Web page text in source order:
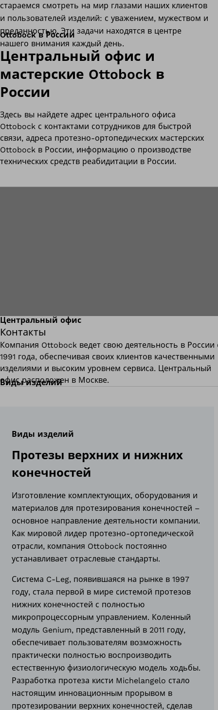
стараемся смотреть на мир глазами наших клиентов
и пользователей изделий: с уважением, мужеством и
преданностью. Эти задачи находятся в центре
нашего внимания каждый день.
Ottobock в России
Центральный офис и
мастерские Ottobock в
России
Здесь вы найдете адрес центрального офиса
Ottobock с контактами сотрудников для быстрой
связи, адреса протезно-ортопедических мастерских
Ottobock в России, информацию о производстве
технических средств реабидитации в России.
Центральный офис
Контакты
Компания Ottobock ведет свою деятельность в России
1991 года, обеспечивая своих клиентов качественными
изделиями и высоким уровнем сервиса. Центральный
офис расположен в Москве.
Виды изделий
Виды изделий
Протезы верхних и нижних
конечностей
Изготовление комплектующих, оборудования и
материалов для протезирования конечностей –
основное направление деятельности компании.
Как мировой лидер протезно-ортопедической
отрасли, компания Ottobock постоянно
устанавливает отраслевые стандарты.
Система C-Leg, появившаяся на рынке в 1997
году, стала первой в мире системой протезов
нижних конечностей с полностью
микропроцессорным управлением. Коленный
модуль Genium, представленный в 2011 году,
обеспечивает пользователям возможность
практически полностью воспроизводить
естественную физиологическую модель ходьбы.
Разработка протеза кисти Michelangelo стало
настоящим инновационным прорывом в
протезировании верхних конечностей, сделав